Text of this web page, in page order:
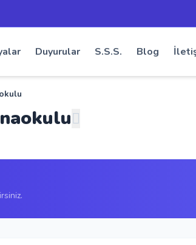
Duyurular S.S.S. Blog